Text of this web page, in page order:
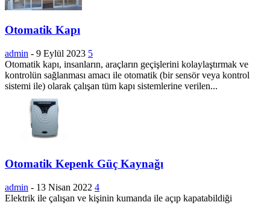
Otomatik Kapı
admin - 9 Eylül 2023 5
Otomatik kapı, insanların, araçların geçişlerini kolaylaştırmak ve
kontrolün sağlanması amacı ile otomatik (bir sensör veya kontrol
sistemi ile) olarak çalışan tüm kapı sistemlerine verilen...
Otomatik Kepenk Güç Kaynağı
admin - 13 Nisan 2022 4
Elektrik ile çalışan ve kişinin kumanda ile açıp kapatabildiği